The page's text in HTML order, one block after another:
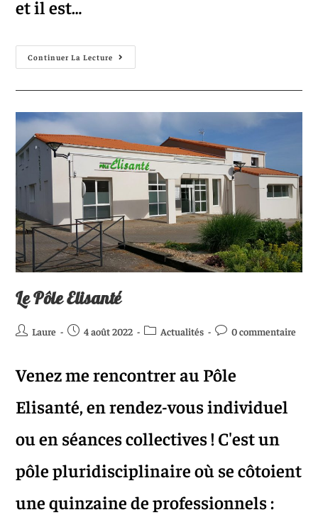
et il est…
Continuer La Lecture
Le Pôle Elisanté
Laure 4 août 2022 Actualités 0 commentaire
Venez me rencontrer au Pôle
Elisanté, en rendez-vous individuel
ou en séances collectives ! C'est un
pôle pluridisciplinaire où se côtoient
une quinzaine de professionnels :